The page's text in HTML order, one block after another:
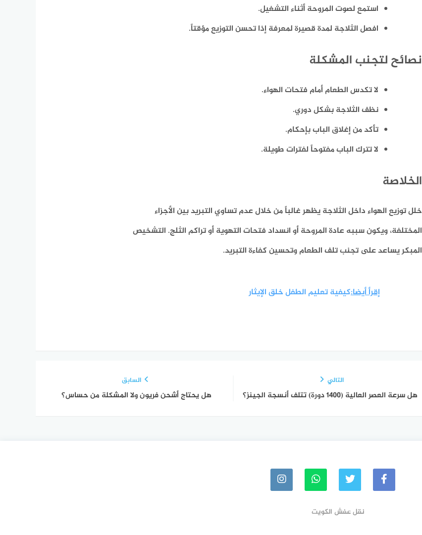
استمع لصوت المروحة أثناء التشغيل.
افصل الثلاجة لمدة قصيرة لمعرفة إذا تحسن التوزيع مؤقتاً.
نصائح لتجنب المشكلة
لا تكدس الطعام أمام فتحات الهواء.
نظف الثلاجة بشكل دوري.
تأكد من إغلاق الباب بإحكام.
لا تترك الباب مفتوحاً لفترات طويلة.
الخلاصة
خلل توزيع الهواء داخل الثلاجة يظهر غالباً من خلال عدم تساوي التبريد بين الأجزاء
المختلفة، ويكون سببه عادة المروحة أو انسداد فتحات التهوية أو تراكم الثلج. التشخيص
المبكر يساعد على تجنب تلف الطعام وتحسين كفاءة التبريد.
إقرأ أيضا:كيفية تعليم الطفل خلق الإيثار
السابق
هل يحتاج أشحن فريون ولا المشكلة من حساس؟
التالي
هل سرعة العصر العالية (1400 دورة) تتلف أنسجة الجينز؟
نقل عفش الكويت